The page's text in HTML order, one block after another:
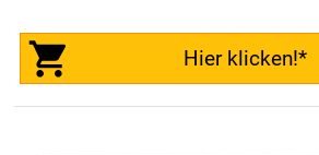
Hier klicken!*